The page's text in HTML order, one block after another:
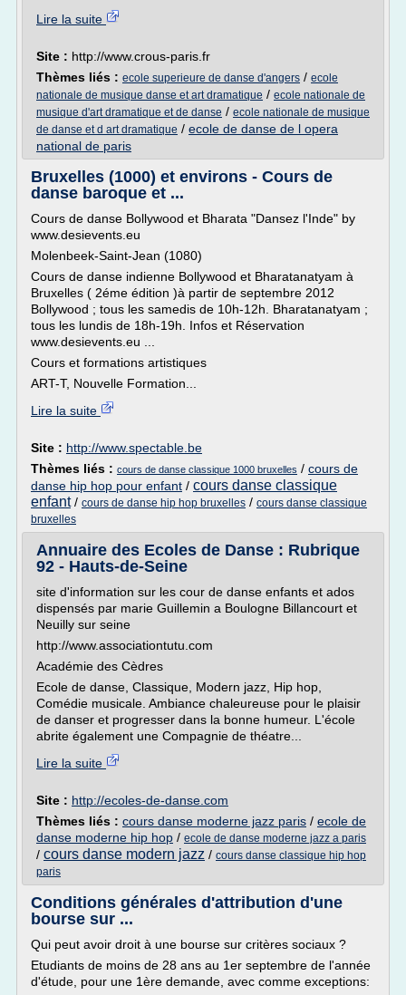
Lire la suite
Site : http://www.crous-paris.fr
Thèmes liés : ecole superieure de danse d'angers / ecole
nationale de musique danse et art dramatique / ecole nationale de
musique d'art dramatique et de danse / ecole nationale de musique
de danse et d art dramatique / ecole de danse de l opera
national de paris
Bruxelles (1000) et environs - Cours de
danse baroque et ...
Cours de danse Bollywood et Bharata "Dansez l'Inde" by
www.desievents.eu
Molenbeek-Saint-Jean (1080)
Cours de danse indienne Bollywood et Bharatanatyam à
Bruxelles ( 2éme édition )à partir de septembre 2012
Bollywood ; tous les samedis de 10h-12h. Bharatanatyam ;
tous les lundis de 18h-19h. Infos et Réservation
www.desievents.eu ...
Cours et formations artistiques
ART-T, Nouvelle Formation...
Lire la suite
Site : http://www.spectable.be
Thèmes liés : cours de danse classique 1000 bruxelles / cours de
danse hip hop pour enfant / cours danse classique
enfant/ cours de danse hip hop bruxelles / cours danse classique
bruxelles
Annuaire des Ecoles de Danse : Rubrique
92 - Hauts-de-Seine
site d'information sur les cour de danse enfants et ados
dispensés par marie Guillemin a Boulogne Billancourt et
Neuilly sur seine
http://www.associationtutu.com
Académie des Cèdres
Ecole de danse, Classique, Modern jazz, Hip hop,
Comédie musicale. Ambiance chaleureuse pour le plaisir
de danser et progresser dans la bonne humeur. L'école
abrite également une Compagnie de théatre...
Lire la suite
Site : http://ecoles-de-danse.com
Thèmes liés : cours danse moderne jazz paris / ecole de
danse moderne hip hop / ecole de danse moderne jazz a paris
/ cours danse modern jazz / cours danse classique hip hop
paris
Conditions générales d'attribution d'une
bourse sur ...
Qui peut avoir droit à une bourse sur critères sociaux ?
Etudiants de moins de 28 ans au 1er septembre de l'année
d'étude, pour une 1ère demande, avec comme exceptions: